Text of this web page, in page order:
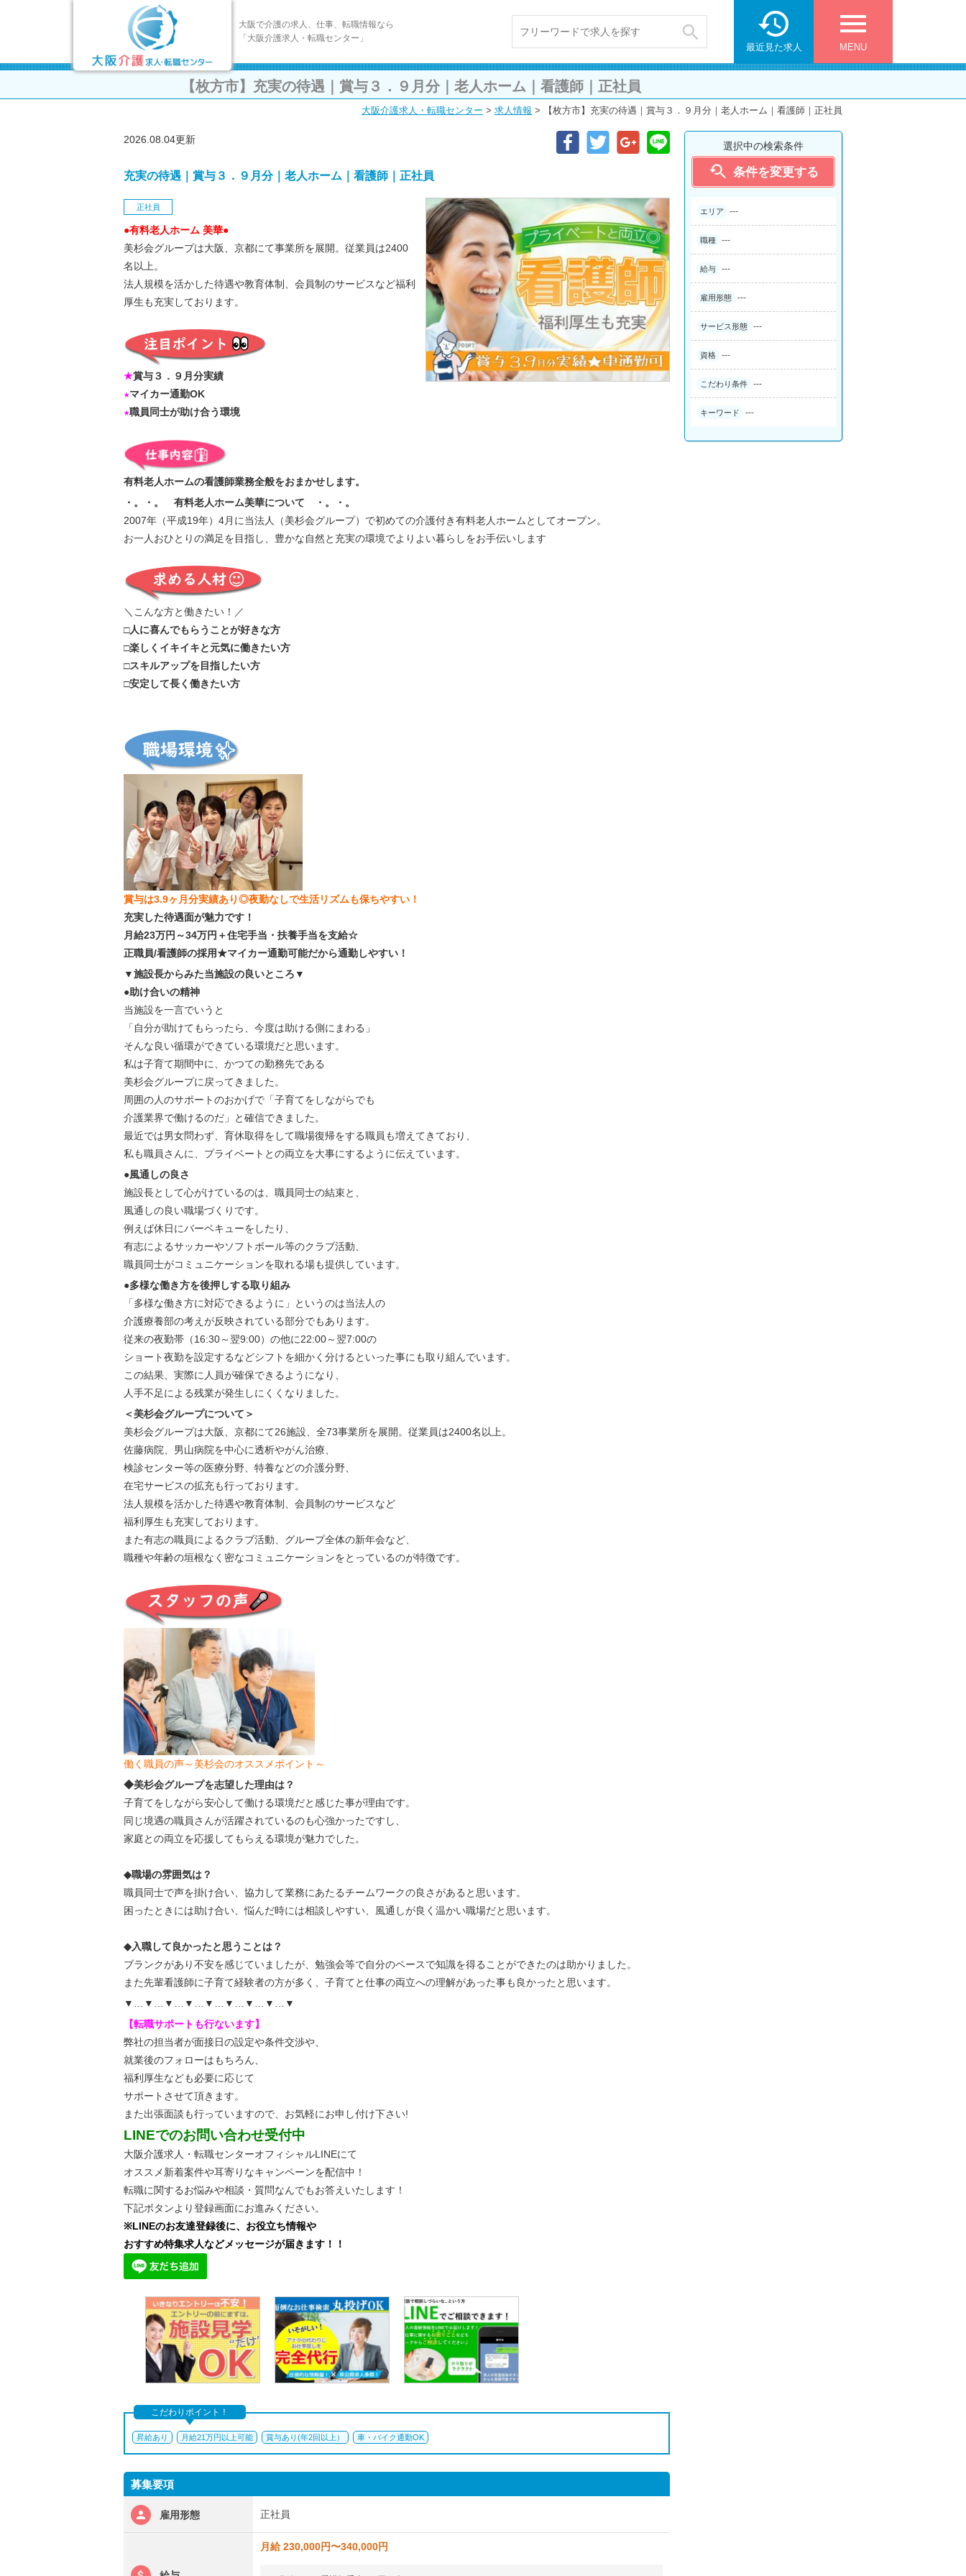
大阪で介護の求人、仕事、転職情報なら
「大阪介護求人・転職センター」
 menu
MENU

最近見た求人
【枚方市】充実の待遇｜賞与３．９月分｜老人ホーム｜看護師｜正社員
大阪介護求人・転職センター > 求人情報 > 【枚方市】充実の待遇｜賞与３．９月分｜老人ホーム｜看護師｜正社員
選択中の検索条件
 条件を変更する
エリア ---
職種 ---
給与 ---
雇用形態 ---
サービス形態 ---
資格 ---
こだわり条件 ---
キーワード ---
2026.08.04更新
充実の待遇｜賞与３．９月分｜老人ホーム｜看護師｜正社員
正社員
●有料老人ホーム 美華●
美杉会グループは大阪、京都にて事業所を展開。従業員は2400
名以上。
法人規模を活かした待遇や教育体制、会員制のサービスなど福利
厚生も充実しております。
★賞与３．９月分実績
★マイカー通勤OK
★職員同士が助け合う環境
有料老人ホームの看護師業務全般をおまかせします。
・。・。 有料老人ホーム美華について ・。・。
2007年（平成19年）4月に当法人（美杉会グループ）で初めての介護付き有料老人ホームとしてオープン。
お一人おひとりの満足を目指し、豊かな自然と充実の環境でよりよい暮らしをお手伝いします
＼こんな方と働きたい！／
□人に喜んでもらうことが好きな方
□楽しくイキイキと元気に働きたい方
□スキルアップを目指したい方
□安定して長く働きたい方
賞与は3.9ヶ月分実績あり◎夜勤なしで生活リズムも保ちやすい！
充実した待遇面が魅力です！
月給23万円～34万円＋住宅手当・扶養手当を支給☆
正職員/看護師の採用★マイカー通勤可能だから通勤しやすい！
▼施設長からみた当施設の良いところ▼
●助け合いの精神
当施設を一言でいうと
「自分が助けてもらったら、今度は助ける側にまわる」
そんな良い循環ができている環境だと思います。
私は子育て期間中に、かつての勤務先である
美杉会グループに戻ってきました。
周囲の人のサポートのおかげで「子育てをしながらでも
介護業界で働けるのだ」と確信できました。
最近では男女問わず、育休取得をして職場復帰をする職員も増えてきており、
私も職員さんに、プライベートとの両立を大事にするように伝えています。
●風通しの良さ
施設長として心がけているのは、職員同士の結束と、
風通しの良い職場づくりです。
例えば休日にバーベキューをしたり、
有志によるサッカーやソフトボール等のクラブ活動、
職員同士がコミュニケーションを取れる場も提供しています。
●多様な働き方を後押しする取り組み
「多様な働き方に対応できるように」というのは当法人の
介護療養部の考えが反映されている部分でもあります。
従来の夜勤帯（16:30～翌9:00）の他に22:00～翌7:00の
ショート夜勤を設定するなどシフトを細かく分けるといった事にも取り組んでいます。
この結果、実際に人員が確保できるようになり、
人手不足による残業が発生しにくくなりました。
＜美杉会グループについて＞
美杉会グループは大阪、京都にて26施設、全73事業所を展開。従業員は2400名以上。
佐藤病院、男山病院を中心に透析やがん治療、
検診センター等の医療分野、特養などの介護分野、
在宅サービスの拡充も行っております。
法人規模を活かした待遇や教育体制、会員制のサービスなど
福利厚生も充実しております。
また有志の職員によるクラブ活動、グループ全体の新年会など、
職種や年齢の垣根なく密なコミュニケーションをとっているのが特徴です。
働く職員の声～美杉会のオススメポイント～
◆美杉会グループを志望した理由は？
子育てをしながら安心して働ける環境だと感じた事が理由です。
同じ境遇の職員さんが活躍されているのも心強かったですし、
家庭との両立を応援してもらえる環境が魅力でした。
◆職場の雰囲気は？
職員同士で声を掛け合い、協力して業務にあたるチームワークの良さがあると思います。
困ったときには助け合い、悩んだ時には相談しやすい、風通しが良く温かい職場だと思います。
◆入職して良かったと思うことは？
ブランクがあり不安を感じていましたが、勉強会等で自分のペースで知識を得ることができたのは助かりました。
また先輩看護師に子育て経験者の方が多く、子育てと仕事の両立への理解があった事も良かったと思います。
▼…▼…▼…▼…▼…▼…▼…▼…▼
【転職サポートも行ないます】
弊社の担当者が面接日の設定や条件交渉や、
就業後のフォローはもちろん、
福利厚生なども必要に応じて
サポートさせて頂きます。
また出張面談も行っていますので、 お気軽にお申し付け下さい!
LINEでのお問い合わせ受付中
大阪介護求人・転職センターオフィシャルLINEにて
オススメ新着案件や耳寄りなキャンペーンを配信中！
転職に関するお悩みや相談・質問なんでもお答えいたします！
下記ボタンより登録画面にお進みください。
※LINEのお友達登録後に、お役立ち情報や
おすすめ特集求人などメッセージが届きます！！
こだわりポイント！
昇給あり 月給21万円以上可能 賞与あり(年2回以上） 車・バイク通勤OK
募集要項
雇用形態 正社員
月給 230,000円〜340,000円